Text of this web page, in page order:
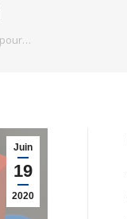
Juin
19
2020